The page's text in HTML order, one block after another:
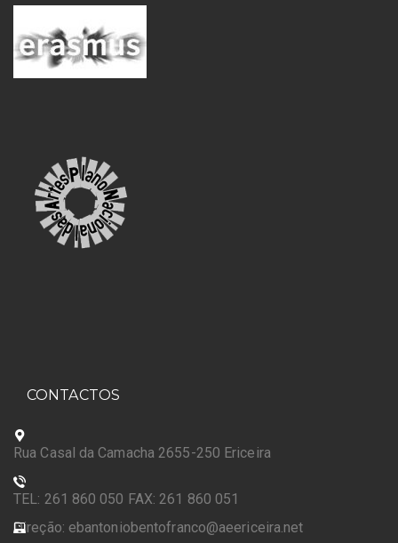
CONTACTOS
Rua Casal da Camacha 2655-250 Ericeira
TEL: 261 860 050 FAX: 261 860 051
Direção: ebantoniobentofranco@aeericeira.net